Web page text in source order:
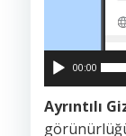
00:00
Ayrıntılı